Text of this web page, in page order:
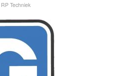
RP Techniek